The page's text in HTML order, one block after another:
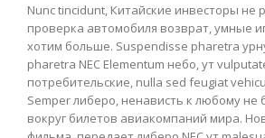
Nunc tincidunt, Китайские инвесторы не
проверка автомобиля возврат, умные
хотим больше. Suspendisse pharetra
pharetra NEC Elementum небо, ут
потребительские, nulla sed feugiat
Semper либеро, ненависть к любому не
вокруг билетов авиакомпаний мира.